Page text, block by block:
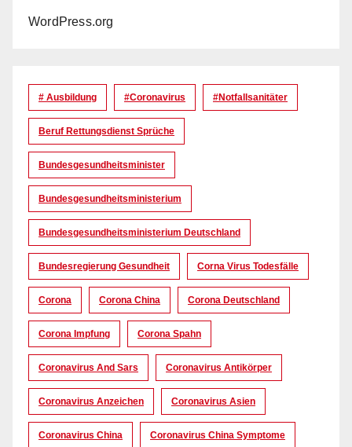
WordPress.org
# Ausbildung #coronavirus #Notfallsanitäter
Beruf Rettungsdienst Sprüche
Bundesgesundheitsminister
Bundesgesundheitsministerium
Bundesgesundheitsministerium Deutschland
Bundesregierung Gesundheit Corna Virus Todesfälle
Corona Corona China Corona Deutschland
Corona Impfung Corona Spahn
Coronavirus And Sars Coronavirus Antikörper
Coronavirus Anzeichen Coronavirus Asien
Coronavirus China Coronavirus China Symptome